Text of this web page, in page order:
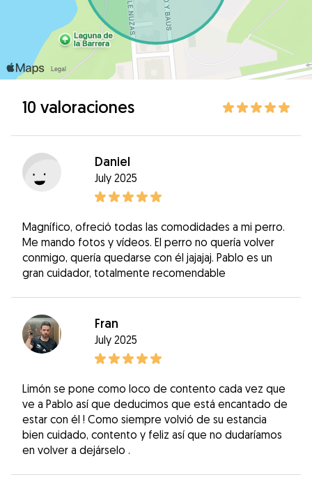
10 valoraciones
Daniel
July 2025
Magnífico, ofreció todas las comodidades a mi perro.
Me mando fotos y vídeos. El perro no quería volver
conmigo, quería quedarse con él jajajaj. Pablo es un
gran cuidador, totalmente recomendable
Fran
July 2025
Limón se pone como loco de contento cada vez que
ve a Pablo así que deducimos que está encantado de
estar con él ! Como siempre volvió de su estancia
bien cuidado, contento y feliz así que no dudaríamos
en volver a dejárselo .